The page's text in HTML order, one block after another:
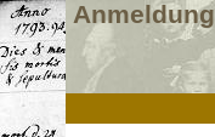
Anmeldung